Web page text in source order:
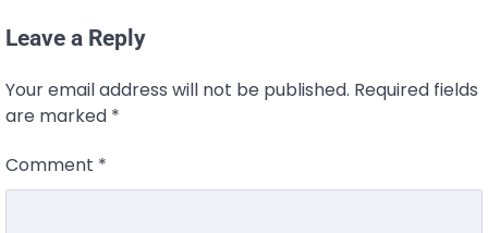
Leave a Reply
Your email address will not be published. Required fields
are marked *
Comment *